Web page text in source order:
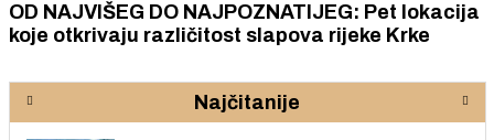
OD NAJVIŠEG DO NAJPOZNATIJEG: Pet lokacija
koje otkrivaju različitost slapova rijeke Krke
Najčitanije